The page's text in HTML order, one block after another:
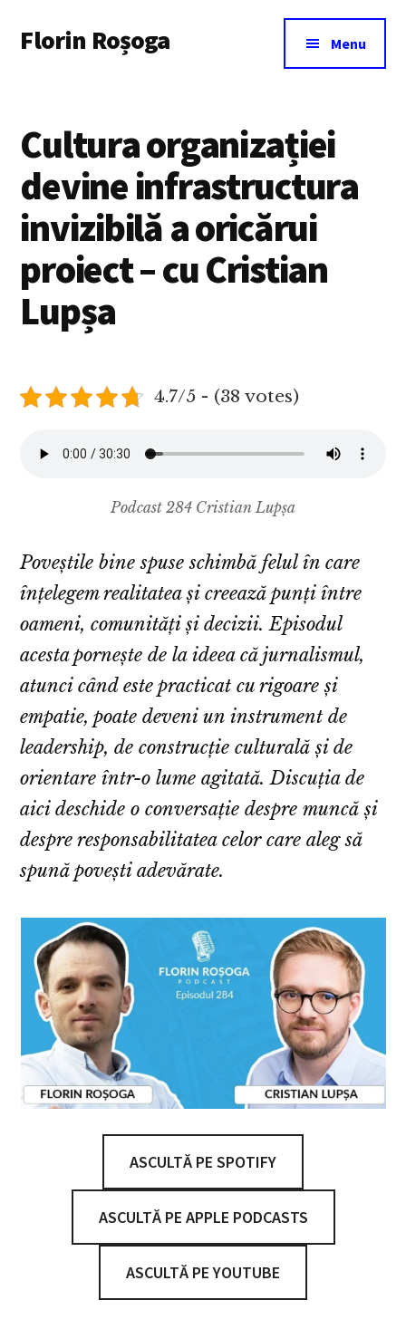
main
menu
Florin Roșoga Menu
Cultura organizației
devine infrastructura
invizibilă a oricărui
proiect – cu Cristian
Lupșa
4.7/5 - (38 votes)
Podcast 284 Cristian Lupșa
Poveștile bine spuse schimbă felul în care
înțelegem realitatea și creează punți între
oameni, comunități și decizii. Episodul
acesta pornește de la ideea că jurnalismul,
atunci când este practicat cu rigoare și
empatie, poate deveni un instrument de
leadership, de construcție culturală și de
orientare într-o lume agitată. Discuția de
aici deschide o conversație despre muncă și
despre responsabilitatea celor care aleg să
spună povești adevărate.
ASCULTĂ PE SPOTIFY
ASCULTĂ PE APPLE PODCASTS
ASCULTĂ PE YOUTUBE